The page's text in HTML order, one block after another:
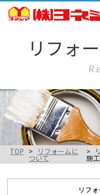
TOP リフォームに
ついて 施
リフ